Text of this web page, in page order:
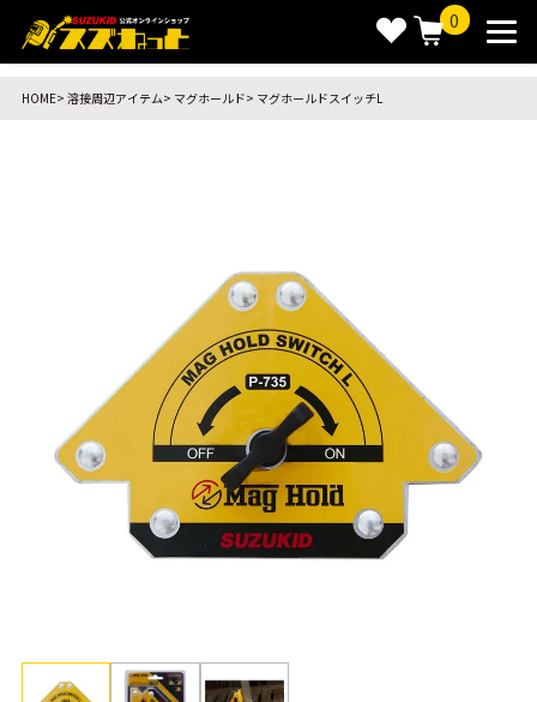
0
HOME 溶接周辺アイテム マグホールド マグホールドスイッチL